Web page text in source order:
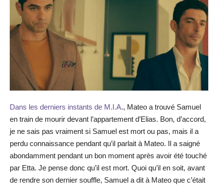
Dans les derniers instants de M.I.A., Mateo a trouvé Samuel
en train de mourir devant l’appartement d’Elias. Bon, d’accord,
je ne sais pas vraiment si Samuel est mort ou pas, mais il a
perdu connaissance pendant qu’il parlait à Mateo. Il a saigné
abondamment pendant un bon moment après avoir été touché
par Etta. Je pense donc qu’il est mort. Quoi qu’il en soit, avant
de rendre son dernier souffle, Samuel a dit à Mateo que c’était